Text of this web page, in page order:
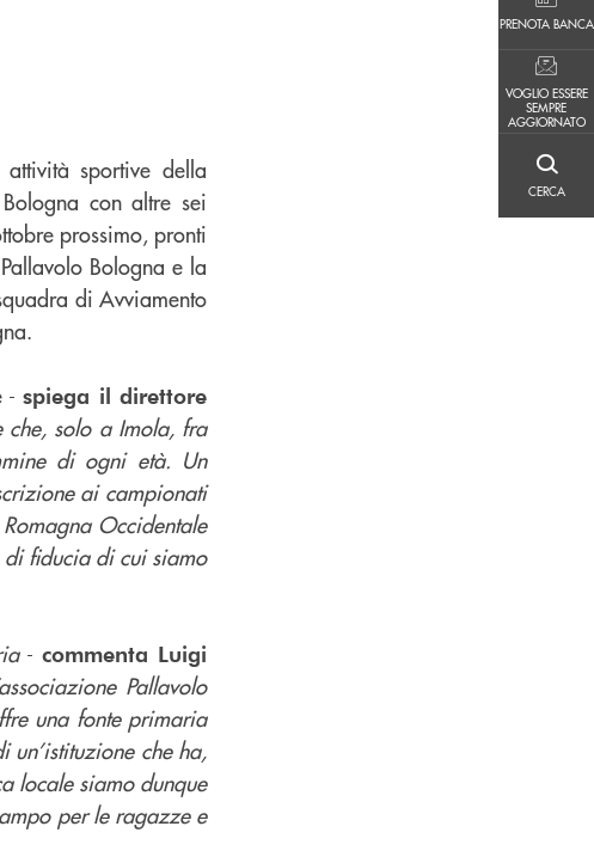
PRENOTA BANCA
VOGLIO ESSERE
SEMPRE
AGGIORNATO
CERCA
sportive della
con altre sei
prossimo, pronti
Bologna e la
di Avviamento
-spiega il direttore
che, solo a Imola, fra
di ogni età. Un
ai campionati
Occidentale
di fiducia di cui siamo
-commenta Luigi
Pallavolo
una fonte primaria
che ha,
locale siamo dunque
per le ragazze e